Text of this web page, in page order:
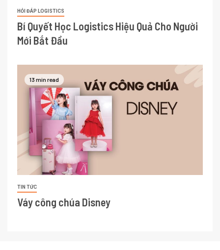
HỎI ĐÁP LOGISTICS
Bí Quyết Học Logistics Hiệu Quả Cho Người
Mới Bắt Đầu
13 min read
TIN TỨC
Váy công chúa Disney